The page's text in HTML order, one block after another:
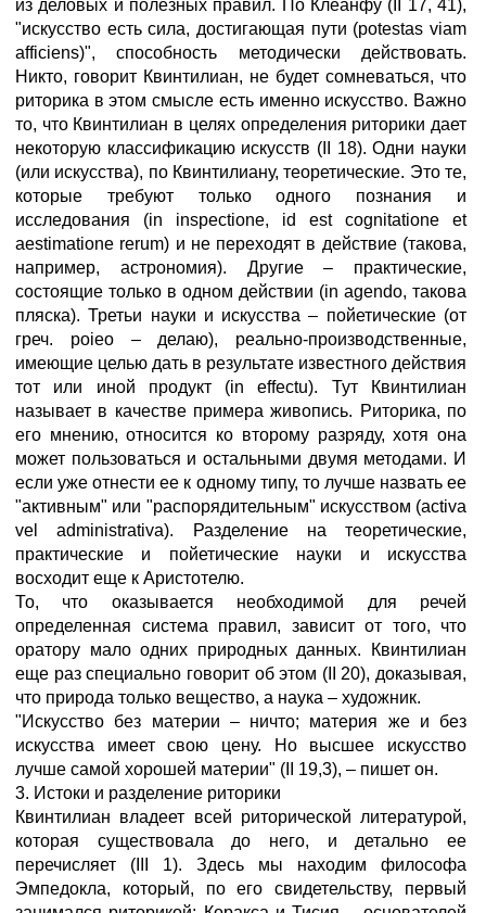
из деловых и полезных правил. По Клеанфу (II 17, 41),
"искусство есть сила, достигающая пути (potestas viam
afficiens)", способность методически действовать.
Никто, говорит Квинтилиан, не будет сомневаться, что
риторика в этом смысле есть именно искусство. Важно
то, что Квинтилиан в целях определения риторики дает
некоторую классификацию искусств (II 18). Одни науки
(или искусства), по Квинтилиану, теоретические. Это те,
которые требуют только одного познания и
исследования (in inspectione, id est cognitatione et
aestimatione rerum) и не переходят в действие (такова,
например, астрономия). Другие – практические,
состоящие только в одном действии (in agendo, такова
пляска). Третьи науки и искусства – пойетические (от
греч. poieo – делаю), реально-производственные,
имеющие целью дать в результате известного действия
тот или иной продукт (in effectu). Тут Квинтилиан
называет в качестве примера живопись. Риторика, по
его мнению, относится ко второму разряду, хотя она
может пользоваться и остальными двумя методами. И
если уже отнести ее к одному типу, то лучше назвать ее
"активным" или "распорядительным" искусством (activa
vel administrativa). Разделение на теоретические,
практические и пойетические науки и искусства
восходит еще к Аристотелю.
То, что оказывается необходимой для речей
определенная система правил, зависит от того, что
оратору мало одних природных данных. Квинтилиан
еще раз специально говорит об этом (II 20), доказывая,
что природа только вещество, а наука – художник.
"Искусство без материи – ничто; материя же и без
искусства имеет свою цену. Но высшее искусство
лучше самой хорошей материи" (II 19,3), – пишет он.
3. Истоки и разделение риторики
Квинтилиан владеет всей риторической литературой,
которая существовала до него, и детально ее
перечисляет (III 1). Здесь мы находим философа
Эмпедокла, который, по его свидетельству, первый